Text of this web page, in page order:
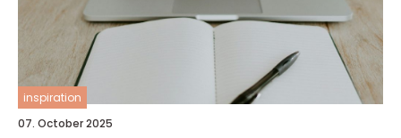
inspiration
07. October 2025